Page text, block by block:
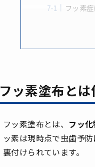
フッ素
フッ素塗布と
フッ素塗布とは、 フッ
ッ素は現時点で虫歯予
裏付けられています。